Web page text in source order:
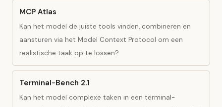
MCP Atlas
Kan het model de juiste tools vinden, combineren en
aansturen via het Model Context Protocol om een
realistische taak op te lossen?
Terminal-Bench 2.1
Kan het model complexe taken in een terminal-